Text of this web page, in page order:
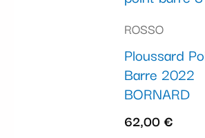
ROSSO
Ploussard
Barre 2022
BORNARD
62,00€